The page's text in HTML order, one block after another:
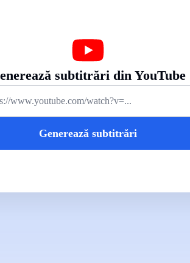
subtitrări din YouTube
Generează subtitrări